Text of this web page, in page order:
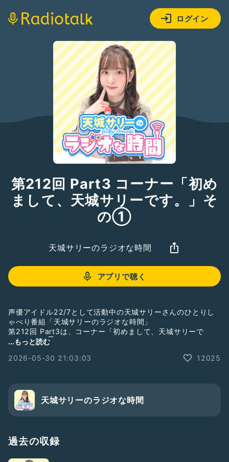
ログイン
第212回 Part3 コーナー「初め
まして、天城サリーです。」そ
の①
天城サリーのラジオな時間
アプリで聴く
声優アイドル22/7として活動中の天城サリーさんのひとりし
ゃべり番組「天城サリーのラジオな時間」
第212回 Part3は、コーナー「初めまして、天城サリーで
す。」その①
番組収録の様子を毎週水曜日21時頃から生配信していますの
そして番組メンバーシップがスタートしました！
Radiotalkの番組ページからご入会ください！
...もっと読む
2026-05-30 21:03:03
12025
天城サリーのラジオな時間
過去の収録